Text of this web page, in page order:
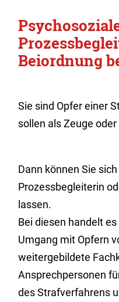
Beiordnung
Sie sind Opfer einer
sollen als Zeuge
Dann können Sie
Prozessbegleiterin
lassen.
Bei diesen handelt
Umgang mit Opfern
weitergebildete
Ansprechpersonen
des Strafverfahrens